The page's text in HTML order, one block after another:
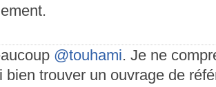
@touhami. Je ne
bien trouver un ouvrage de